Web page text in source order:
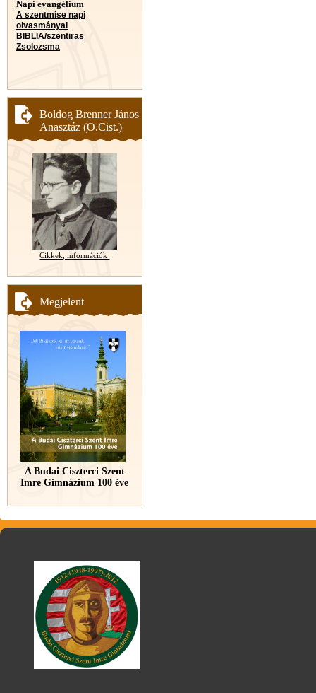
Napi evangélium
A szentmise napi
olvasmányai
BIBLIA/szentiras
Zsolozsma
Boldog Brenner János
Anasztáz (O.Cist.)
Cikkek, információk
Megjelent
A Budai Ciszterci Szent
Imre Gimnázium 100 éve